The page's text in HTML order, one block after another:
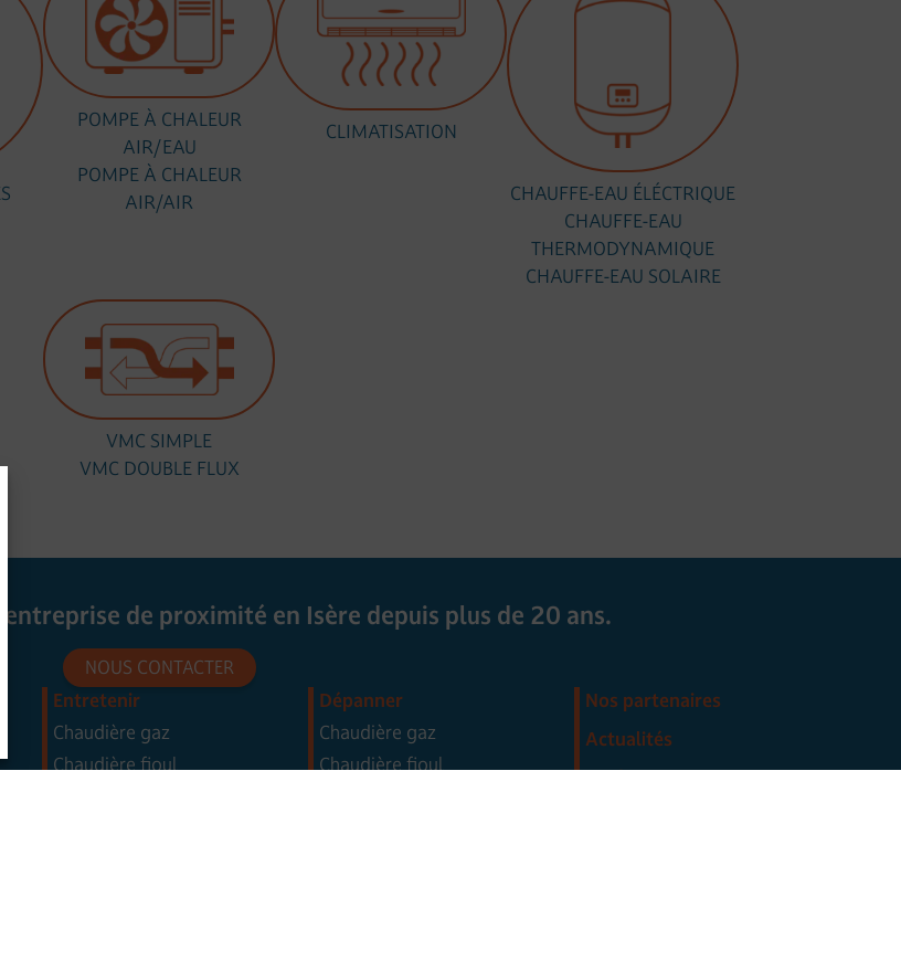
POMPE À CHALEUR
AIR/EAU
POMPE À CHALEUR
AIR/AIR
CLIMATISATION
CHAUFFE-EAU ÉLÉCTRIQUE
CHAUFFE-EAU
THERMODYNAMIQUE
CHAUFFE-EAU SOLAIRE
VMC SIMPLE
VMC DOUBLE FLUX
de proximité en Isère depuis plus de 20 ans.
NOUS CONTACTER
Entretenir
Chaudière gaz
Chaudière fioul
Dépanner
Chaudière gaz
Chaudière fioul
Nos partenaires
Actualités
Professionnels